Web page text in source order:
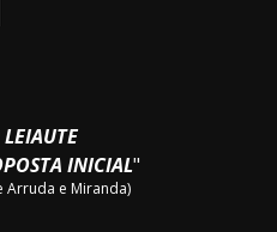
INICIAL"
Arruda e Miranda)